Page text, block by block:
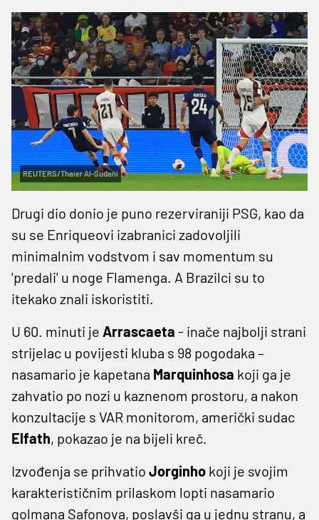
REUTERS/Thaier Al-Sudani
Drugi dio donio je puno rezerviraniji PSG, kao da
su se Enriqueovi izabranici zadovoljili
minimalnim vodstvom i sav momentum su
'predali' u noge Flamenga. A Brazilci su to
itekako znali iskoristiti.
U 60. minuti je Arrascaeta - inače najbolji strani
strijelac u povijesti kluba s 98 pogodaka –
nasamario je kapetana Marquinhosa koji ga je
zahvatio po nozi u kaznenom prostoru, a nakon
konzultacije s VAR monitorom, američki sudac
Elfath, pokazao je na bijeli kreč.
Izvođenja se prihvatio Jorginho koji je svojim
karakterističnim prilaskom lopti nasamario
golmana Safonova, poslavši ga u jednu stranu, a